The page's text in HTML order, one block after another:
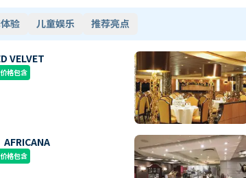
验 儿童娱乐 推荐亮点
VELVET
价格包含
价格包含